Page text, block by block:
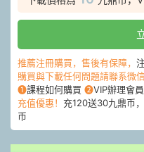
推薦注冊購買，售後有保障，
購買與下載任何問題請聯系微
❶課程如何購買 ❷VIP辦理會員
充值優惠！ 充120送30九鼎币
币